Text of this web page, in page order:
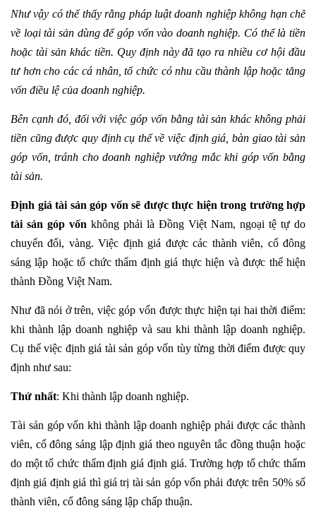
Như vậy có thể thấy rằng pháp luật doanh nghiệp không hạn chế
về loại tài sản dùng để góp vốn vào doanh nghiệp. Có thể là tiền
hoặc tài sản khác tiền. Quy định này đã tạo ra nhiều cơ hội đầu
tư hơn cho các cá nhân, tổ chức có nhu cầu thành lập hoặc tăng
vốn điều lệ của doanh nghiệp.
Bên cạnh đó, đối với việc góp vốn bằng tài sản khác không phải
tiền cũng được quy định cụ thể về việc định giá, bàn giao tài sản
góp vốn, tránh cho doanh nghiệp vướng mắc khi góp vốn bằng
tài sản.
Định giá tài sản góp vốn sẽ được thực hiện trong trường hợp
tài sản góp vốn không phải là Đồng Việt Nam, ngoại tệ tự do
chuyển đổi, vàng. Việc định giá được các thành viên, cổ đông
sáng lập hoặc tổ chức thẩm định giá thực hiện và được thể hiện
thành Đồng Việt Nam.
Như đã nói ở trên, việc góp vốn được thực hiện tại hai thời điểm:
khi thành lập doanh nghiệp và sau khi thành lập doanh nghiệp.
Cụ thể việc định giá tài sản góp vốn tùy từng thời điểm được quy
định như sau:
Thứ nhất: Khi thành lập doanh nghiệp.
Tài sản góp vốn khi thành lập doanh nghiệp phải được các thành
viên, cổ đông sáng lập định giá theo nguyên tắc đồng thuận hoặc
do một tổ chức thẩm định giá định giá. Trường hợp tổ chức thẩm
định giá định giá thì giá trị tài sản góp vốn phải được trên 50% số
thành viên, cổ đông sáng lập chấp thuận.